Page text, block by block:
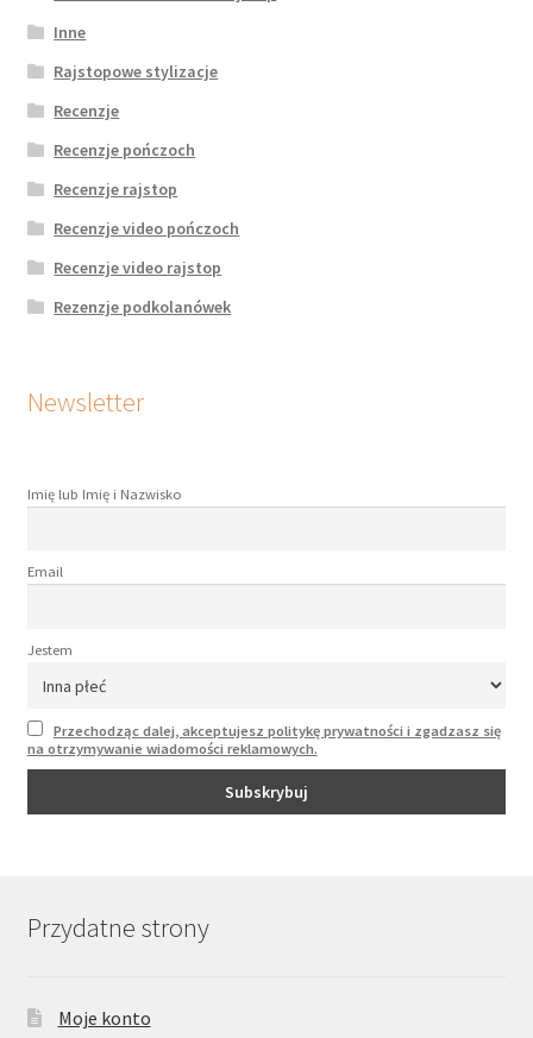
Inne
Rajstopowe stylizacje
Recenzje
Recenzje pończoch
Recenzje rajstop
Recenzje video pończoch
Recenzje video rajstop
Rezenzje podkolanówek
Newsletter
Imię lub Imię i Nazwisko
Email
Jestem
Przechodząc dalej, akceptujesz politykę prywatności i zgadzasz się
na otrzymywanie wiadomości reklamowych.
Przydatne strony
Moje konto